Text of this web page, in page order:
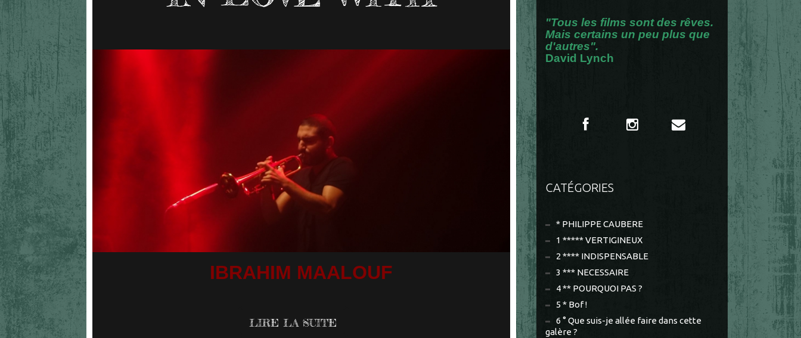
IBRAHIM MAALOUF
LIRE LA SUITE
"Tous les films sont des rêves.
Mais certains un peu plus que
d'autres".
David Lynch
CATÉGORIES
* PHILIPPE CAUBERE
1 ***** VERTIGINEUX
2 **** INDISPENSABLE
3 *** NECESSAIRE
4 ** POURQUOI PAS ?
5 * Bof !
6 ° Que suis-je allée faire dans cette
galère ?